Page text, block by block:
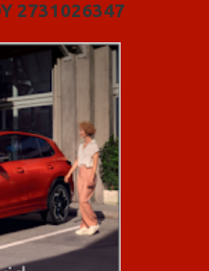
2731026347